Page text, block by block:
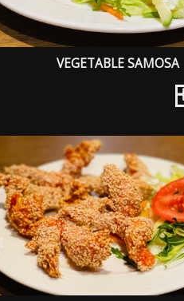
VEGETABLE SAMOSA